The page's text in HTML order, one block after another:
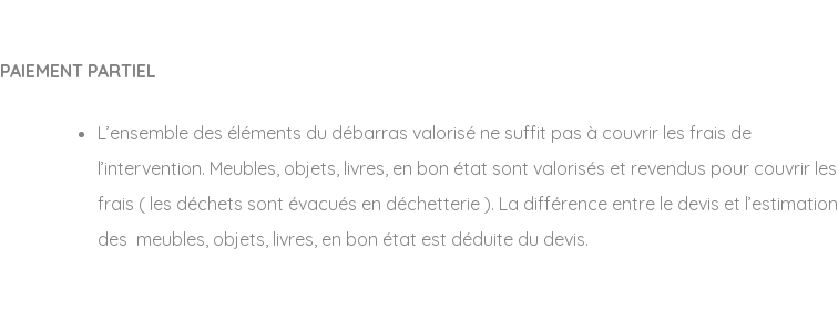
PAIEMENT PARTIEL
L’ensemble des éléments du débarras valorisé ne suffit pas à couvrir les frais de
l’intervention. Meubles, objets, livres, en bon état sont valorisés et revendus pour couvrir les
frais ( les déchets sont évacués en déchetterie ). La différence entre le devis et l’estimation
des meubles, objets, livres, en bon état est déduite du devis.